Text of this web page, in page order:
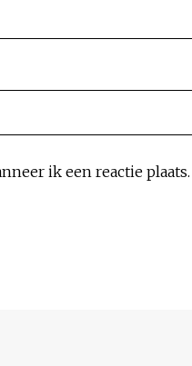
ik een reactie plaats.